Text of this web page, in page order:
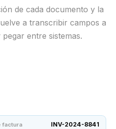
de cada documento y la
a transcribir campos a
entre sistemas.
factura INV-2024-8841